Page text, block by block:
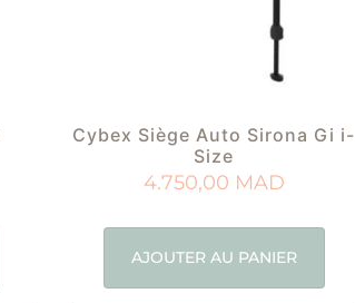
Cybex Siège Auto Sirona Gi i-
Size
4.750,00 MAD
AJOUTER AU PANIER